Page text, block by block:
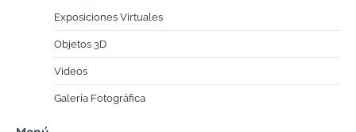
Exposiciones Virtuales
Objetos 3D
Videos
Galería Fotográfica